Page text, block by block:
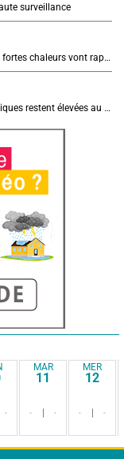
surveillance
Vers une cinquième vague de chaleur : pourquoi les fortes chaleurs vont rapidement revenir en France
Risque allergique ce jeudi : les concentrations polliniques restent élevées au nord
-
MAR
11
- -
MER
12
- -